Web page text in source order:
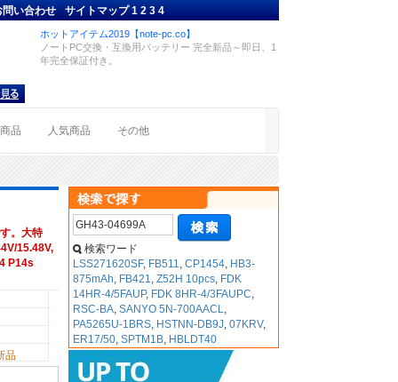
問い合わせ サイトマップ 1234
ホットアイテム2019【note-pc.co】
ノートPC交換・互換用バッテリー 完全新品～即日、1
年完全保証付き。
品 人気商品 その他
。大特
15.48V,
P14s
品
検索ワード
LSS271620SF, FB511,CP1454, HB3-
875mAh, FB421,Z52H 10pcs, FDK
14HR-4/5FAUP, FDK 8HR-4/3FAUPC,
RSC-BA,SANYO 5N-700AACL,
PA5265U-1BRS, HSTNN-DB9J,07KRV,
ER17/50,SPTM1B, HBLDT40